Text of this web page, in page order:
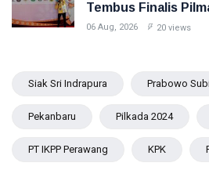
Tembus Finalis
06 Aug, 2026 20 views
Siak Sri Indrapura Prabowo
Pekanbaru Pilkada 2024
PT IKPP Perawang KPK